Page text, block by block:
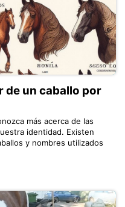
de un caballo por
más acerca de las
identidad. Existen
y nombres utilizados